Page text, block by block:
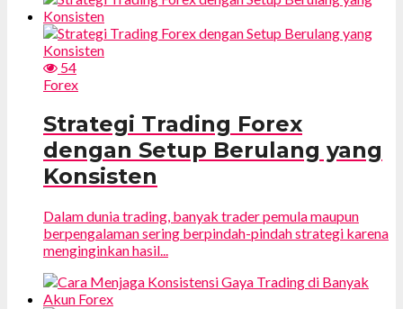
54
Forex
Strategi Trading Forex
dengan Setup Berulang yang
Konsisten
Dalam dunia trading, banyak trader pemula maupun
berpengalaman sering berpindah-pindah strategi karena
menginginkan hasil...